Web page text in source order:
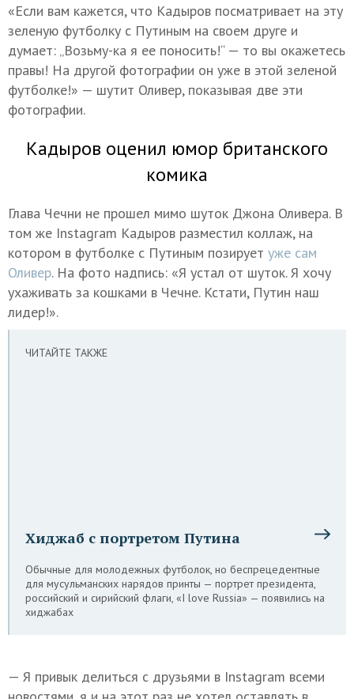
«Если вам кажется, что Кадыров посматривает на эту
зеленую футболку с Путиным на своем друге и
думает: „Возьму-ка я ее поносить!“ — то вы окажетесь
правы! На другой фотографии он уже в этой зеленой
футболке!» — шутит Оливер, показывая две эти
фотографии.
Кадыров оценил юмор британского
комика
Глава Чечни не прошел мимо шуток Джона Оливера. В
том же Instagram Кадыров разместил коллаж, на
котором в футболке с Путиным позирует уже сам
Оливер. На фото надпись: «Я устал от шуток. Я хочу
ухаживать за кошками в Чечне. Кстати, Путин наш
лидер!».
ЧИТАЙТЕ ТАКЖЕ
Хиджаб с портретом Путина
Обычные для молодежных футболок, но беспрецедентные
для мусульманских нарядов принты — портрет президента,
российский и сирийский флаги, «I love Russia» — появились на
хиджабах
— Я привык делиться с друзьями в Instagram всеми